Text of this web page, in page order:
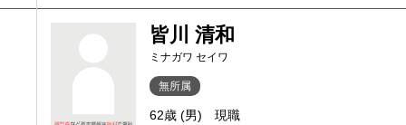
皆川 清和
ミナガワ セイワ
無所属
62歳 (男) 現職